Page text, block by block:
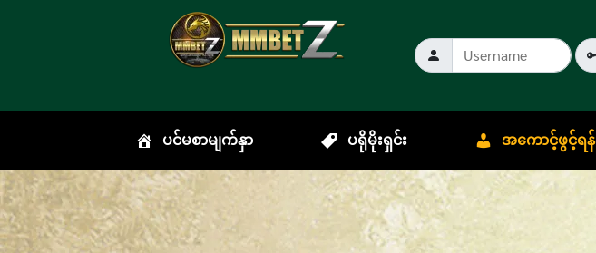
ပင်မစာမျက်နှာ ပရိုမိုးရှင်း အကောင့်ဖွင့်ရန်